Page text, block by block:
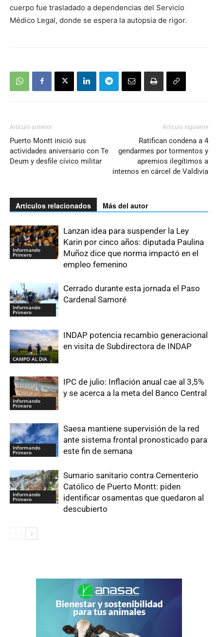
cuerpo fue trasladado a dependencias del Servicio
Médico Legal, donde se espera la autopsia de rigor.
Artículo anterior
Puerto Montt inició sus
actividades aniversario con Te
Deum y desfile cívico militar
Artículo siguiente
Ratifican condena a 4
gendarmes por tormentos y
apremios ilegítimos a
internos en cárcel de Valdivia
Artículos relacionados Más del autor
Informando
Primero
Lanzan idea para suspender la Ley
Karin por cinco años: diputada Paulina
Muñoz dice que norma impactó en el
empleo femenino
Informando
Primero
Cerrado durante esta jornada el Paso
Cardenal Samoré
CAMPO AL DIA
INDAP potencia recambio generacional
en visita de Subdirectora de INDAP
Informando
Primero
IPC de julio: Inflación anual cae al 3,5%
y se acerca a la meta del Banco Central
Informando
Primero
Saesa mantiene supervisión de la red
ante sistema frontal pronosticado para
este fin de semana
Informando
Primero
Sumario sanitario contra Cementerio
Católico de Puerto Montt: piden
identificar osamentas que quedaron al
descubierto